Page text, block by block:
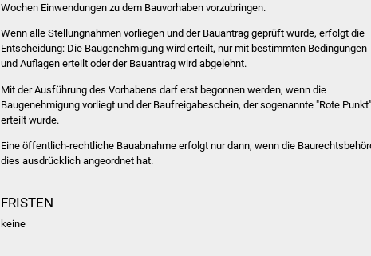
Wochen Einwendungen zu dem Bauvorhaben vorzubringen.
Wenn alle Stellungnahmen vorliegen und der Bauantrag geprüft wurde, erfolgt die
Entscheidung: Die Baugenehmigung wird erteilt, nur mit bestimmten Bedingungen
und Auflagen erteilt oder der Bauantrag wird abgelehnt.
Mit der Ausführung des Vorhabens darf erst begonnen werden, wenn die
Baugenehmigung vorliegt und der Baufreigabeschein, der sogenannte "Rote
erteilt wurde.
Eine öffentlich-rechtliche Bauabnahme erfolgt nur dann, wenn die
dies ausdrücklich angeordnet hat.
FRISTEN
keine